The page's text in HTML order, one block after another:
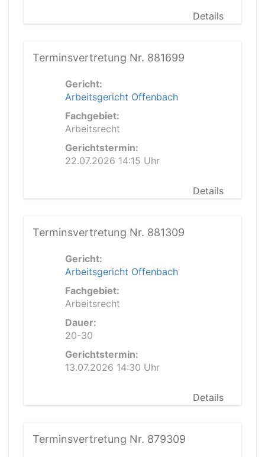
Details
Terminsvertretung Nr. 881699
Gericht:
Arbeitsgericht Offenbach
Fachgebiet:
Arbeitsrecht
Gerichtstermin:
22.07.2026 14:15 Uhr
Details
Terminsvertretung Nr. 881309
Gericht:
Arbeitsgericht Offenbach
Fachgebiet:
Arbeitsrecht
Dauer:
20-30
Gerichtstermin:
13.07.2026 14:30 Uhr
Details
Terminsvertretung Nr. 879309